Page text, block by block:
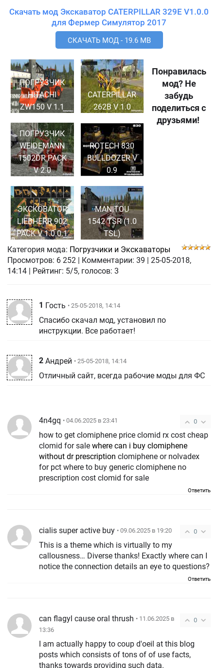
Скачать мод Экскаватор CATERPILLAR 329E V1.0.0
для Фермер Симулятор 2017
СКАЧАТЬ МОД - 19.6 MB
ПОГРУЗЧИК
HITACHI
ZW150 V 1.1
CATERPILLAR
262B V 1.0
ПОГРУЗЧИК
WEIDEMANN
1502DR PACK
V 2.0
ROTECH 830
BULLDOZER V
0.9
ЭКСКОВАТОР
LIEBHERR 902
PACK V 1.0.0.1
MANITOU
1542 TSR (1.0
TSL)
Понравилась
мод? Не
забудь
поделиться с
друзьями!
Категория мода: Погрузчики и Экскаваторы
Просмотров: 6 252 Комментарии: 39
25-05-2018,
14:14
| Рейтинг: 5/5, голосов: 3
1 Гость • 25-05-2018, 14:14
Спасибо скачал мод, установил по
инструкции. Все работает!
2 Андрей • 25-05-2018, 14:14
Отличный сайт, всегда рабочие моды для ФС
0
4n4gq • 04.06.2025 в 23:41
how to get clomiphene price clomid rx cost cheap
clomid for sale where can i buy clomiphene
without dr prescription clomiphene or nolvadex
for pct where to buy generic clomiphene no
prescription cost clomid for sale
Ответить
0
cialis super active buy • 09.06.2025 в 19:20
This is a theme which is virtually to my
callousness… Diverse thanks! Exactly where can I
notice the connection details an eye to questions?
Ответить
0
can flagyl cause oral thrush • 11.06.2025 в
13:36
I am actually happy to coup d'oeil at this blog
posts which consists of tons of of use facts,
thanks towards providing such data.